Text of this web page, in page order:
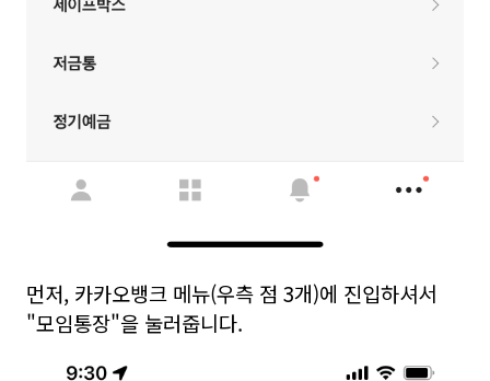
먼저, 카카오뱅크 메뉴(우측 점 3개)에 진입하셔서
"모임통장"을 눌러줍니다.